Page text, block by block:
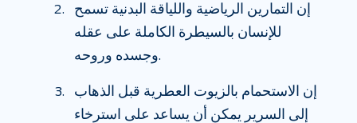
إن التمارين الرياضية واللياقة البدنية تسمح
للإنسان بالسيطرة الكاملة على عقله
وجسده وروحه.
إن الاستحمام بالزيوت العطرية قبل الذهاب
إلى السرير يمكن أن يساعد على استرخاء